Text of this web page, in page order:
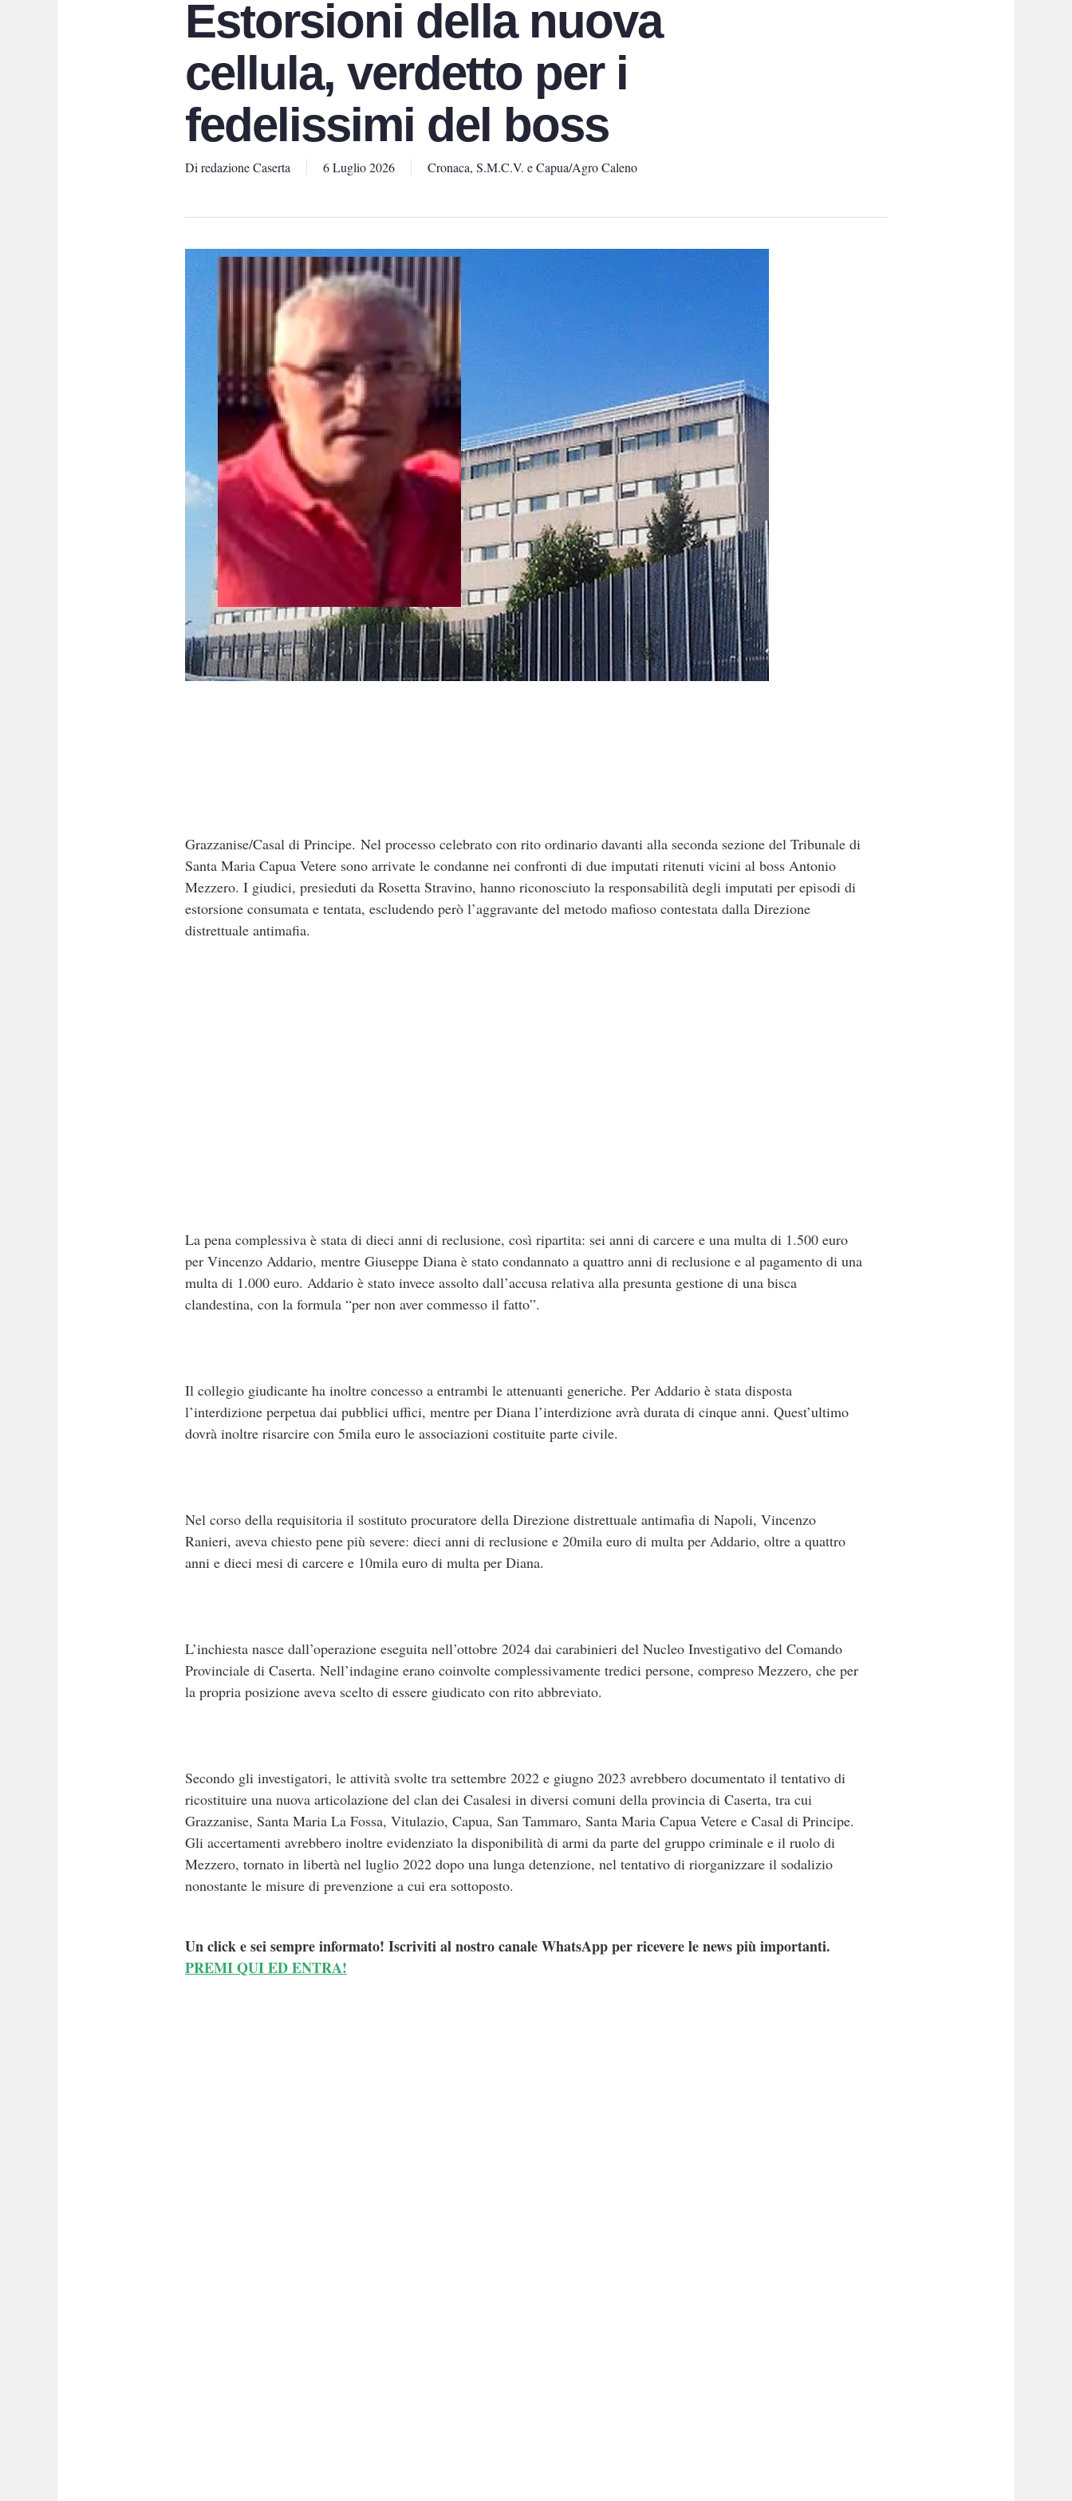
Estorsioni della nuova
cellula, verdetto per i
fedelissimi del boss
Di redazione Caserta 6 Luglio 2026 Cronaca, S.M.C.V. e Capua/Agro Caleno
Grazzanise/Casal di Principe. Nel processo celebrato con rito ordinario davanti alla seconda sezione del Tribunale di
Santa Maria Capua Vetere sono arrivate le condanne nei confronti di due imputati ritenuti vicini al boss Antonio
Mezzero. I giudici, presieduti da Rosetta Stravino, hanno riconosciuto la responsabilità degli imputati per episodi di
estorsione consumata e tentata, escludendo però l’aggravante del metodo mafioso contestata dalla Direzione
distrettuale antimafia.
La pena complessiva è stata di dieci anni di reclusione, così ripartita: sei anni di carcere e una multa di 1.500 euro
per Vincenzo Addario, mentre Giuseppe Diana è stato condannato a quattro anni di reclusione e al pagamento di una
multa di 1.000 euro. Addario è stato invece assolto dall’accusa relativa alla presunta gestione di una bisca
clandestina, con la formula “per non aver commesso il fatto”.
Il collegio giudicante ha inoltre concesso a entrambi le attenuanti generiche. Per Addario è stata disposta
l’interdizione perpetua dai pubblici uffici, mentre per Diana l’interdizione avrà durata di cinque anni. Quest’ultimo
dovrà inoltre risarcire con 5mila euro le associazioni costituite parte civile.
Nel corso della requisitoria il sostituto procuratore della Direzione distrettuale antimafia di Napoli, Vincenzo
Ranieri, aveva chiesto pene più severe: dieci anni di reclusione e 20mila euro di multa per Addario, oltre a quattro
anni e dieci mesi di carcere e 10mila euro di multa per Diana.
L’inchiesta nasce dall’operazione eseguita nell’ottobre 2024 dai carabinieri del Nucleo Investigativo del Comando
Provinciale di Caserta. Nell’indagine erano coinvolte complessivamente tredici persone, compreso Mezzero, che per
la propria posizione aveva scelto di essere giudicato con rito abbreviato.
Secondo gli investigatori, le attività svolte tra settembre 2022 e giugno 2023 avrebbero documentato il tentativo di
ricostituire una nuova articolazione del clan dei Casalesi in diversi comuni della provincia di Caserta, tra cui
Grazzanise, Santa Maria La Fossa, Vitulazio, Capua, San Tammaro, Santa Maria Capua Vetere e Casal di Principe.
Gli accertamenti avrebbero inoltre evidenziato la disponibilità di armi da parte del gruppo criminale e il ruolo di
Mezzero, tornato in libertà nel luglio 2022 dopo una lunga detenzione, nel tentativo di riorganizzare il sodalizio
nonostante le misure di prevenzione a cui era sottoposto.
Un click e sei sempre informato! Iscriviti al nostro canale WhatsApp per ricevere le news più importanti.
PREMI QUI ED ENTRA!